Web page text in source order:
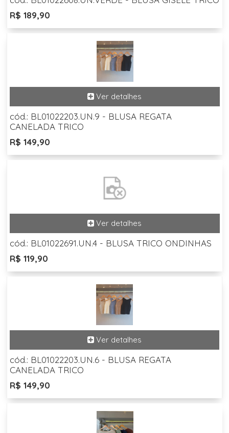
R$ 189,90
cód.: BL01022203.UN.9 - BLUSA REGATA
CANELADA TRICO
R$ 149,90
cód.: BL01022691.UN.4 - BLUSA TRICO ONDINHAS
R$ 119,90
cód.: BL01022203.UN.6 - BLUSA REGATA
CANELADA TRICO
R$ 149,90